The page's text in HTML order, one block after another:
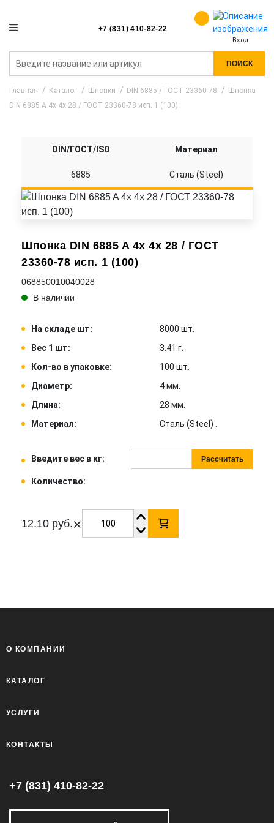
+7 (831) 410-82-22
Вход
ПОИСК
Главная Каталог Шпонки DIN 6885 / ГОСТ 23360-78
Шпонка
DIN 6885 A 4x 4x 28 / ГОСТ 23360-78 исп. 1 (100)
Шпонка DIN 6885 A 4x 4x 28 / ГОСТ
23360-78 исп. 1 (100)
068850010040028
В наличии
На складе шт:
8000 шт.
Вес 1 шт:
3.41 г.
Кол-во в упаковке:
100 шт.
Диаметр:
4 мм.
Длина:
28 мм.
Материал:
Сталь (Steel) .
Введите вес в кг: Рассчитать
Количество:
12.10 руб.×
DIN/ГОСТ/ISO Материал
6885 Сталь (Steel)
О КОМПАНИИ
КАТАЛОГ
УСЛУГИ
КОНТАКТЫ
+7 (831) 410-82-22